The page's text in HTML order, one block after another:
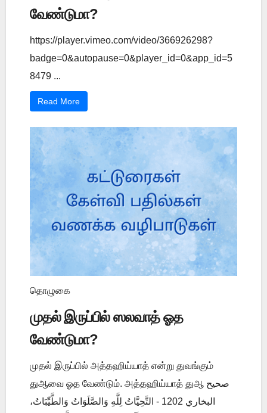
வேண்டுமா?
https://player.vimeo.com/video/366926298?
badge=0&autopause=0&player_id=0&app_id=5
8479 ...
Read More
தொழுகை
முதல் இருப்பில் ஸலவாத் ஓத
வேண்டுமா?
முதல் இருப்பில் அத்தஹிய்யாத் என்று துவங்கும்
துஆவை ஓத வேண்டும். அத்தஹிய்யாத் துஆ صحيح
البخاري 1202 - التَّحِيَّاتُ لِلَّهِ وَالصَّلَوَاتُ وَالطَّيِّبَاتُ،